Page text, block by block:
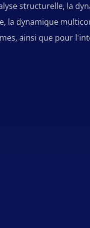
structurelle, la
la dynamique
ainsi que pour